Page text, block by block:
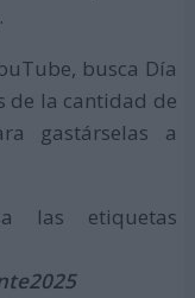
busca Día
de la cantidad de
gastárselas a
las etiquetas